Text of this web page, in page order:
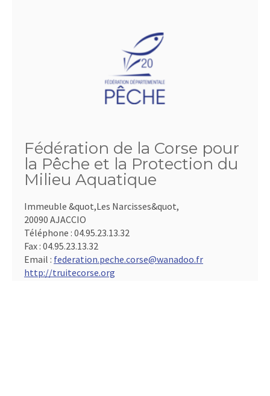
Fédération de la Corse pour
la Pêche et la Protection du
Milieu Aquatique
Immeuble &quot,Les Narcisses&quot,
20090 AJACCIO
Téléphone : 04.95.23.13.32
Fax : 04.95.23.13.32
Email : federation.peche.corse@wanadoo.fr
http://truitecorse.org